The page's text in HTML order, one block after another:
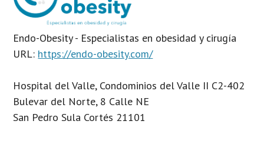
Endo-Obesity - Especialistas en obesidad y cirugía
URL: https://endo-obesity.com/
Hospital del Valle, Condominios del Valle II C2-402
Bulevar del Norte, 8 Calle NE
San Pedro Sula Cortés 21101